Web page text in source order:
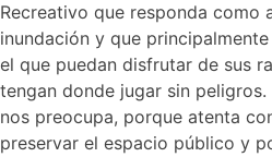
Recreativo que responda como
inundación y que
el que puedan disfrutar de sus
tengan donde jugar sin
nos preocupa, porque atenta
preservar el espacio público y